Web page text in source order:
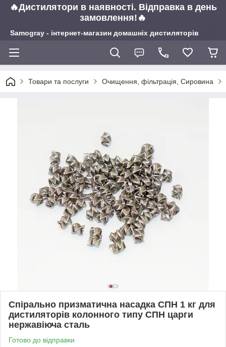
🔥Дистилятори в наявності. Відправка в день
замовлення!🔥
Samogray - інтернет-магазин домашніх дистиляторів
Товари та послуги Очищення, фільтрація, Сировина
Спірально призматична насадка СПН 1 кг для
дистиляторів колонного типу СПН царги
нержавіюча сталь
Готово до відправки